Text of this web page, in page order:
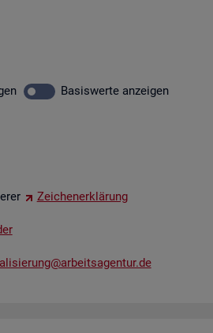
Ba­sis­wer­te an­zei­gen
Zei­chen­er­klä­rung